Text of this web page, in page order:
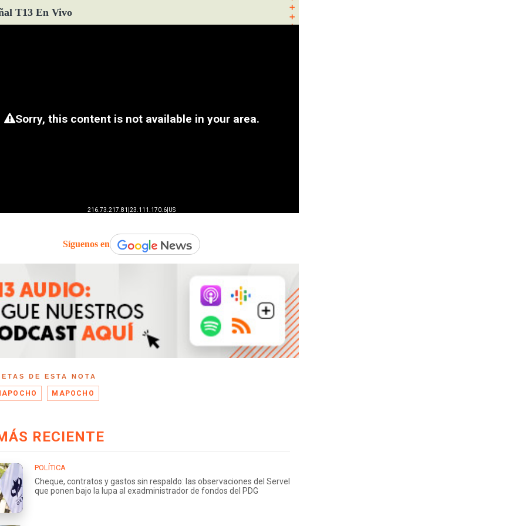
T13 En Vivo
Síguenos en
DE ESTA NOTA
MAPOCHO
RECIENTE
POLÍTICA
Cheque, contratos y gastos sin respaldo: las observaciones del Servel
que ponen bajo la lupa al exadministrador de fondos del PDG